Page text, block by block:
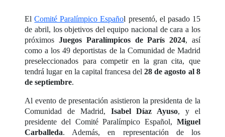
ElComité Paralímpico Español presentó, el pasado 15
de abril, los objetivos del equipo nacional de cara a los
próximosJuegos Paralímpicos de París 2024, así
como a los 49 deportistas de la Comunidad de Madrid
preseleccionados para competir en la gran cita, que
tendrá lugar en la capital francesa del28 de agosto al 8
de septiembre.
Al evento de presentación asistieron la presidenta de la
Comunidad de Madrid, Isabel Díaz Ayuso, y el
presidente del Comité Paralímpico Español, Miguel
Carballeda. Además, en representación de los